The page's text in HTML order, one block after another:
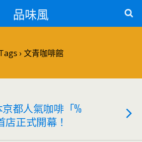
品味風
› 文青咖啡館
都人氣咖啡「%
店正式開幕！